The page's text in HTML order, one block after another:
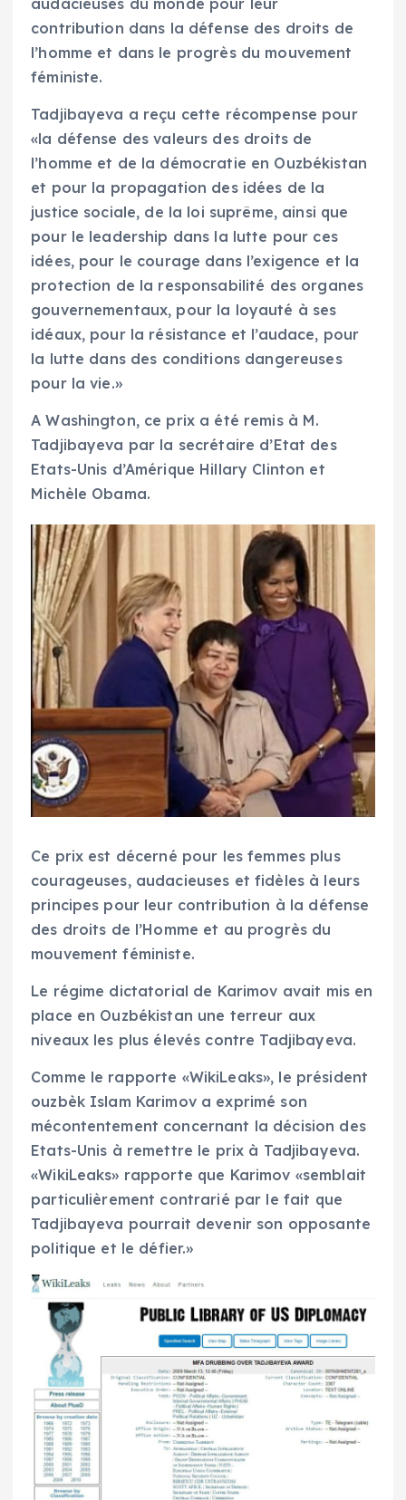
contribution dans la défense des droits de
l’homme et dans le progrès du mouvement
féministe.
Tadjibayeva a reçu cette récompense pour
«la défense des valeurs des droits de
l’homme et de la démocratie en Ouzbékistan
et pour la propagation des idées de la
justice sociale, de la loi suprême, ainsi que
pour le leadership dans la lutte pour ces
idées, pour le courage dans l’exigence et la
protection de la responsabilité des organes
gouvernementaux, pour la loyauté à ses
idéaux, pour la résistance et l’audace, pour
la lutte dans des conditions dangereuses
pour la vie.»
A Washington, ce prix a été remis à M.
Tadjibayeva par la secrétaire d’Etat des
Etats-Unis d’Amérique Hillary Clinton et
Michèle Obama.
Ce prix est décerné pour les femmes plus
courageuses, audacieuses et fidèles à leurs
principes pour leur contribution à la défense
des droits de l’Homme et au progrès du
mouvement féministe.
Le régime dictatorial de Karimov avait mis en
place en Ouzbékistan une terreur aux
niveaux les plus élevés contre Tadjibayeva.
Comme le rapporte «WikiLeaks», le président
ouzbèk Islam Karimov a exprimé son
mécontentement concernant la décision des
Etats-Unis à remettre le prix à Tadjibayeva.
«WikiLeaks» rapporte que Karimov «semblait
particulièrement contrarié par le fait que
Tadjibayeva pourrait devenir son opposante
politique et le défier.»